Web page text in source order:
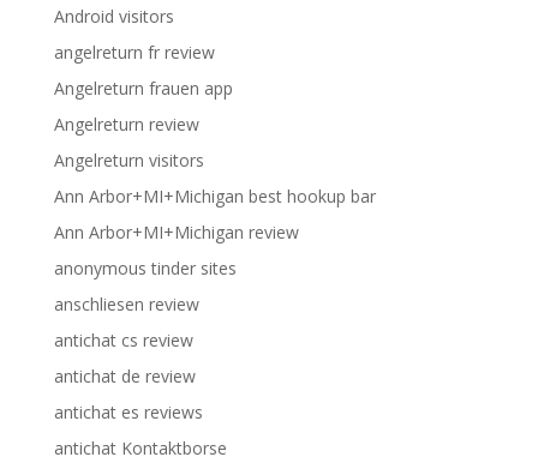
Android visitors
angelreturn fr review
Angelreturn frauen app
Angelreturn review
Angelreturn visitors
Ann Arbor+MI+Michigan best hookup bar
Ann Arbor+MI+Michigan review
anonymous tinder sites
anschliesen review
antichat cs review
antichat de review
antichat es reviews
antichat Kontaktborse